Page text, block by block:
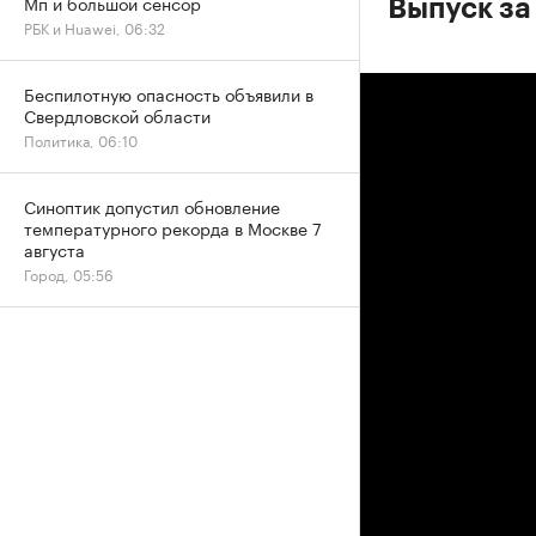
Выпуск
РБК и Huawei, 06:32
Беспилотную опасность объявили в
Свердловской области
Политика, 06:10
Синоптик допустил обновление
температурного рекорда в Москве 7
августа
Город, 05:56